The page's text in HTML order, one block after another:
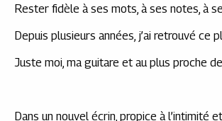
Rester fidèle à ses mots, à ses notes, à
Depuis plusieurs années, j’ai retrouvé ce
Juste moi, ma guitare et au plus proche
Dans un nouvel écrin, propice à l’intimité